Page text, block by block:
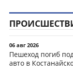
06 авг 2026
Пешеход погиб
авто в